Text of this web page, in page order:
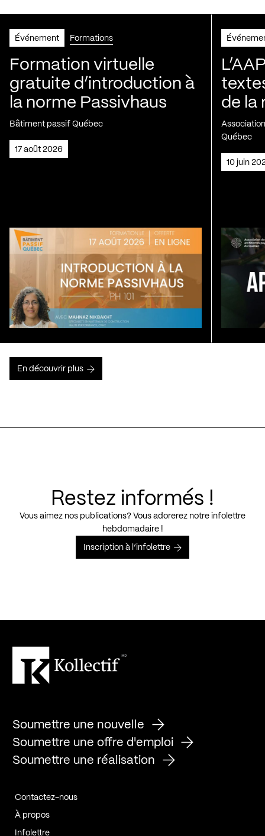
Événement Formations
Formation virtuelle
gratuite d’introduction à
la norme Passivhaus
Bâtiment passif Québec
17 août 2026
de la
Québec
10 juin
En découvrir plus
Restez informés !
Vous aimez nos publications? Vous adorerez notre infolettre
hebdomadaire !
Inscription à l’infolettre
Soumettre une nouvelle
Soumettre une offre d'emploi
Soumettre une réalisation
Contactez-nous
À propos
Infolettre